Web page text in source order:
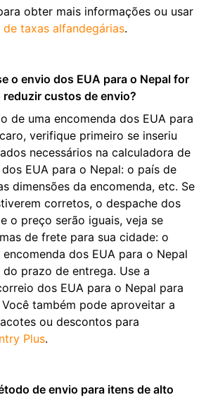
obter mais informações ou usar
de taxas alfandegárias.
o envio dos EUA para o Nepal for
custos de envio?
de uma encomenda dos EUA para
verifique primeiro se inseriu
necessários na calculadora de
EUA para o Nepal: o país de
dimensões da encomenda, etc. Se
corretos, o despache dos
o preço serão iguais, veja se
de frete para sua cidade: o
dos EUA para o Nepal
prazo de entrega. Use a
dos EUA para o Nepal para
também pode aproveitar a
ou descontos para
Plus.
de envio para itens de alto